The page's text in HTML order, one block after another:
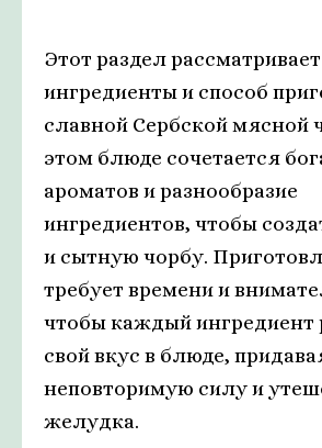
Этот раздел
ингредиенты и способ
славной Сербской мясной
этом блюде сочетается
ароматов и разнообразие
ингредиентов, чтобы
и сытную чорбу.
требует времени и
чтобы каждый ингредиент
свой вкус в блюде,
неповторимую силу и
желудка.